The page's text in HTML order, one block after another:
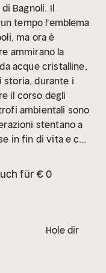
Bagnoli. Il
tempo l'emblema
ma ora è
ammirano la
acque cristalline,
durante i
il corso degli
ambientali sono
stentano a
in fin di vita e che
e infine... si
für € 0
Hole dir